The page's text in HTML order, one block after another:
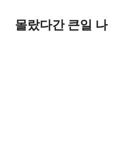
몰랐다간 큰일 나